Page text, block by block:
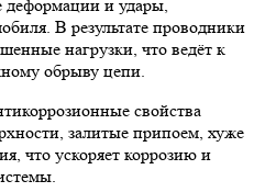
деформации и удары,
В результате проводники
нагрузки, что ведёт к
обрыву цепи.
свойства
залитые припоем, хуже
что ускоряет коррозию и